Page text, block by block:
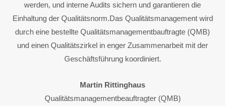
werden, und interne Audits sichern und garantieren die
Einhaltung der Qualitätsnorm.Das Qualitätsmanagement wird
durch eine bestellte Qualitätsmanagementbauftragte (QMB)
und einen Qualitätszirkel in enger Zusammenarbeit mit der
Geschäftsführung koordiniert.
Martin Rittinghaus
Qualitätsmanagementbeauftragter (QMB)